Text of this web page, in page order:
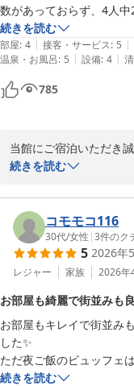
当館をお客様からの「
サービス向上に努めます
またのご来館お待ちし
2026-06-04
数があっておらず、4人
した。当日、フロントに
しかし、それを差し引い
続きを読む
部屋: 4 | 接客・サービス: 5 |
温泉・お風呂: 5 | 設備: 4 |
785
当館にご宿泊いただき
とれとれ亭のお食事や
申し訳ございません。
今後はこのようなこと
ます。
次回お越しの際、何か
い合わせくださいませ。
2026-05-28
続きを読む
コモモコ116
30代/女性 |3件のク
5 2026年
レジャー 家族 2026年
お部屋も綺麗で街並みも
お部屋もキレイで街並み
した✨
ただ夜ご飯のビュッフェ
進まない状況で…。飲み
続きを読む